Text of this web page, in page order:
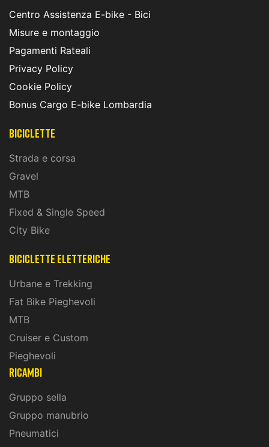
Centro Assistenza E-bike - Bici
Misure e montaggio
Pagamenti Rateali
Privacy Policy
Cookie Policy
Bonus Cargo E-bike Lombardia
Biciclette
Strada e corsa
Gravel
MTB
Fixed & Single Speed
City Bike
biciclette eletteriche
Urbane e Trekking
Fat Bike Pieghevoli
MTB
Cruiser e Custom
Pieghevoli
ricambi
Gruppo sella
Gruppo manubrio
Pneumatici